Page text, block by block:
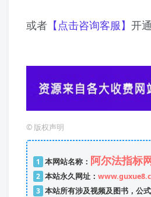
或者 【点击咨询客服】 开通
© 版权声明
1 本网站名称： 阿尔法指标
2 本站永久网址：
3 本站所有涉及视频及图书，公